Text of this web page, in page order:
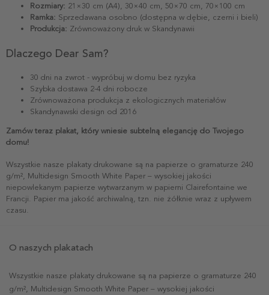
Rozmiary: 21×30 cm (A4), 30×40 cm, 50×70 cm, 70×100 cm
Ramka: Sprzedawana osobno (dostępna w dębie, czerni i bieli)
Produkcja: Zrównoważony druk w Skandynawii
Dlaczego Dear Sam?
30 dni na zwrot - wypróbuj w domu bez ryzyka
Szybka dostawa 2-4 dni robocze
Zrównoważona produkcja z ekologicznych materiałów
Skandynawski design od 2016
Zamów teraz plakat, który wniesie subtelną elegancję do Twojego
domu!
Wszystkie nasze plakaty drukowane są na papierze o gramaturze 240
g/m², Multidesign Smooth White Paper – wysokiej jakości
niepowlekanym papierze wytwarzanym w papierni Clairefontaine we
Francji. Papier ma jakość archiwalną, tzn. nie żółknie wraz z upływem
czasu.
O naszych plakatach
Wszystkie nasze plakaty drukowane są na papierze o gramaturze 240
g/m², Multidesign Smooth White Paper – wysokiej jakości